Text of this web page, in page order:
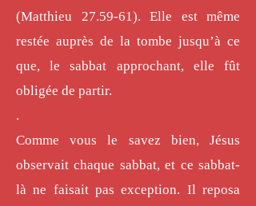
(Matthieu 27.59-61). Elle est même
restée auprès de la tombe jusqu’à ce
que, le sabbat approchant, elle fût
obligée de partir.
.
Comme vous le savez bien, Jésus
observait chaque sabbat, et ce sabbat-
là ne faisait pas exception. Il reposa